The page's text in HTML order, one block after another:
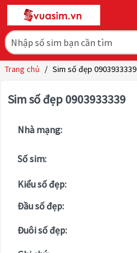
Trang chủ / Sim số đẹp 0903933339
Sim số đẹp 0903933339
Nhà mạng:
Số sim:
Kiểu số đẹp:
Đầu số đẹp:
Đuôi số đẹp: